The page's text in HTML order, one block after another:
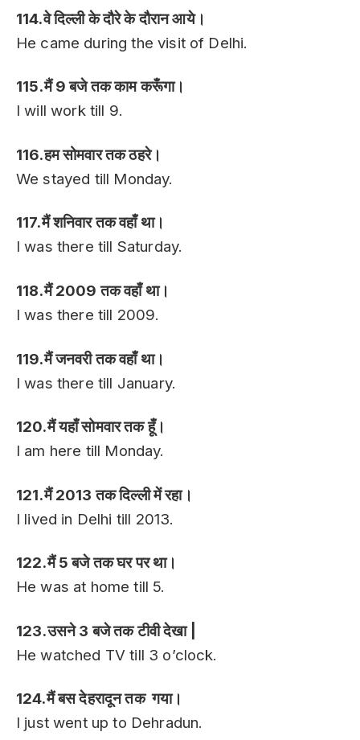
114.वे दिल्ली के दौरे के दौरान आये।
He came during the visit of Delhi.
115.मैं 9 बजे तक काम करूँगा।
I will work till 9.
116.हम सोमवार तक ठहरे।
We stayed till Monday.
117.मैं शनिवार तक वहाँ था।
I was there till Saturday.
118.मैं 2009 तक वहाँ था।
I was there till 2009.
119.मैं जनवरी तक वहाँ था।
I was there till January.
120.मैं यहाँ सोमवार तक हूँ।
I am here till Monday.
121.मैं 2013 तक दिल्ली में रहा।
I lived in Delhi till 2013.
122.मैं 5 बजे तक घर पर था।
He was at home till 5.
123.उसने 3 बजे तक टीवी देखा |
He watched TV till 3 o’clock.
124.मैं बस देहरादून तक गया।
I just went up to Dehradun.